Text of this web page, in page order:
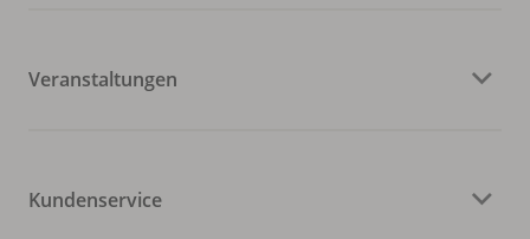
Veranstaltungen
Kundenservice